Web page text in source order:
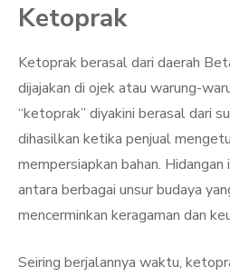
Ketoprak
Ketoprak berasal dari daerah
dijajakan di ojek atau warung-
“ketoprak” diyakini berasal dari
dihasilkan ketika penjual
mempersiapkan bahan. Hidangan
antara berbagai unsur budaya
mencerminkan keragaman dan
Seiring berjalannya waktu,